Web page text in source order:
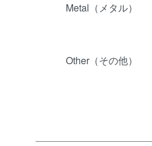
Metal（メタル）
Other（その他）